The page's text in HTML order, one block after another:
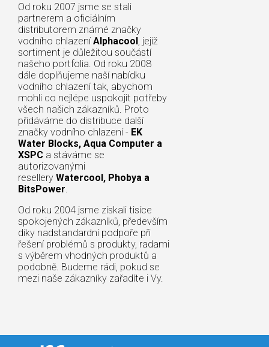
Od roku 2007 jsme se stali
partnerem a oficiálním
distributorem známé značky
vodního chlazení Alphacool, jejíž
sortiment je důležitou součástí
našeho portfolia. Od roku 2008
dále doplňujeme naší nabídku
vodního chlazení tak, abychom
mohli co nejlépe uspokojit potřeby
všech našich zákazníků. Proto
přidáváme do distribuce další
značky vodního chlazení - EK
Water Blocks, Aqua Computer a
XSPC a stáváme se
autorizovanými
resellery Watercool, Phobya a
BitsPower.
Od roku 2004 jsme získali tisíce
spokojených zákazníků, především
díky nadstandardní podpoře při
řešení problémů s produkty, radami
s výběrem vhodných produktů a
podobně. Budeme rádi, pokud se
mezi naše zákazníky zařadíte i Vy.